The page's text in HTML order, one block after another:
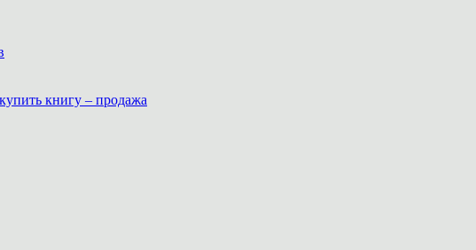
книгу – продажа